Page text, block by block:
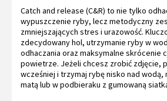
Catch and release (C&R) to nie tylko
wypuszczenie ryby, lecz metodyczny
zmniejszających stres i urazowość.
zdecydowany hol, utrzymanie ryby w
odhaczania oraz maksymalne skrócenie
powietrze. Jeżeli chcesz zrobić zdjęcie,
wcześniej i trzymaj rybę nisko nad wodą,
matą lub w podbieraku z gumowaną